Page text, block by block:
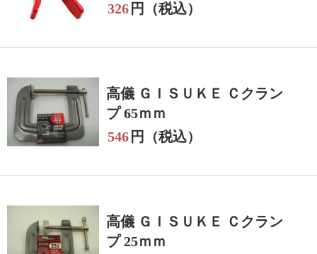
326 円（税込）
高儀 ＧＩＳＵＫＥ Ｃクラン
プ 65ｍｍ
546 円（税込）
高儀 ＧＩＳＵＫＥ Ｃクラン
プ 25ｍｍ